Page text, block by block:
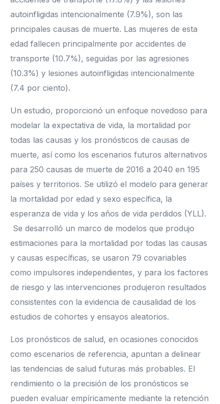
autoinfligidas intencionalmente (7.9%), son las
principales causas de muerte. Las mujeres de esta
edad fallecen principalmente por accidentes de
transporte (10.7%), seguidas por las agresiones
(10.3%) y lesiones autoinfligidas intencionalmente
(7.4 por ciento).
Un estudio, proporcionó un enfoque novedoso para
modelar la expectativa de vida, la mortalidad por
todas las causas y los pronósticos de causas de
muerte, así como los escenarios futuros alternativos
para 250 causas de muerte de 2016 a 2040 en 195
países y territorios. Se utilizó el modelo para generar
la mortalidad por edad y sexo específica, la
esperanza de vida y los años de vida perdidos (YLL).
Se desarrolló un marco de modelos que produjo
estimaciones para la mortalidad por todas las causas
y causas específicas, se usaron 79 covariables
como impulsores independientes, y para los factores
de riesgo y las intervenciones produjeron resultados
consistentes con la evidencia de causalidad de los
estudios de cohortes y ensayos aleatorios.
Los pronósticos de salud, en ocasiones conocidos
como escenarios de referencia, apuntan a delinear
las tendencias de salud futuras más probables. El
rendimiento o la precisión de los pronósticos se
pueden evaluar empíricamente mediante la retención